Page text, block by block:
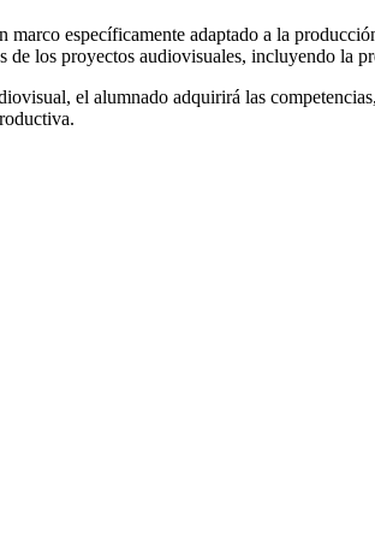
específicamente adaptado a la
los proyectos audiovisuales, incluyendo la
el alumnado adquirirá las